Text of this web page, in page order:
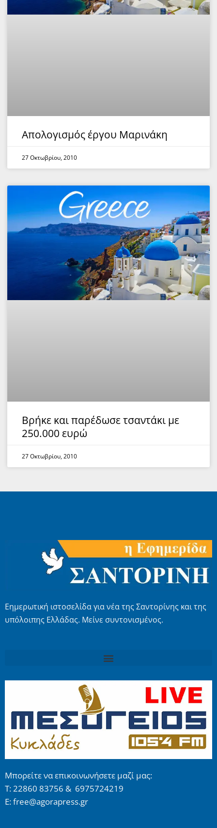
Απολογισμός έργου Μαρινάκη
27 Οκτωβρίου, 2010
Βρήκε και παρέδωσε τσαντάκι με
250.000 ευρώ
27 Οκτωβρίου, 2010
Εημερωτική ιστοσελίδα για νέα της Σαντορίνης και της
υπόλοιπης Ελλάδας. Μείνε συντονισμένος.
Μπορείτε να επικοινωνήσετε μαζί μας:
Τ: 22860 83756 & 6975724219
E: free@agorapress.gr